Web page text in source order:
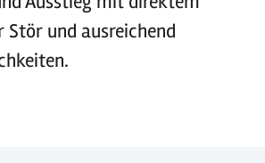
Stör und ausreichend